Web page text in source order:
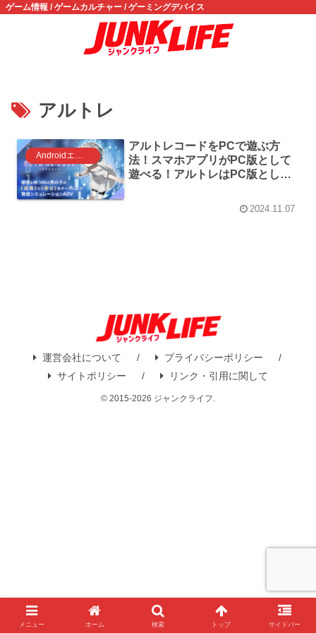
ゲーム情報 / ゲームカルチャー / ゲーミングデバイス
アルトレ
Androidエミュレータ ゲーム
アルトレコードをPCで遊ぶ方
法！スマホアプリがPC版として
遊べる！アルトレはPC版として
2024.11.07
運営会社について
プライバシーポリシー
サイトポリシー
リンク・引用に関して
© 2015-2026 ジャンクライフ.
メニュー ホーム 検索 トップ サイドバー